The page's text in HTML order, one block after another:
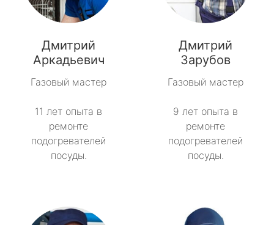
Дмитрий
Аркадьевич
Газовый мастер
11 лет опыта в
ремонте
подогревателей
посуды.
Дмитрий
Зарубов
Газовый мастер
9 лет опыта в
ремонте
подогревателей
посуды.